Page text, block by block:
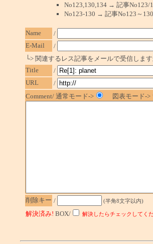
No123,130,134 → 記事No123/
No123-130 → 記事No123～
Name
/
E-Mail
/
└> 関連するレス記事をメールで受信しま
Title
/
URL
/
Comment/ 通常モード->
図表モード->
削除キー / (半角8文字以内)
解決済み! BOX/ 解決したらチェックしてく